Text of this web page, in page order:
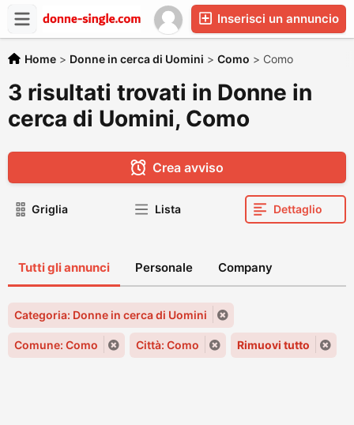
Inserisci un annuncio
Home > Donne in cerca di Uomini > Como > Como
3 risultati trovati in Donne in
cerca di Uomini, Como
Crea avviso
Griglia Lista Dettaglio
Tutti gli annunci Personale Company
Categoria: Donne in cerca di Uomini
Comune: Como Città: Como Rimuovi tutto